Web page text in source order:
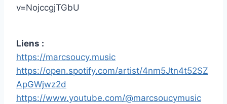
v=NojccgjTGbU
Liens :
https://marcsoucy.music
https://open.spotify.com/artist/4nm5Jtn4t52SZ
ApGWjwz2d
https://www.youtube.com/@marcsoucymusic